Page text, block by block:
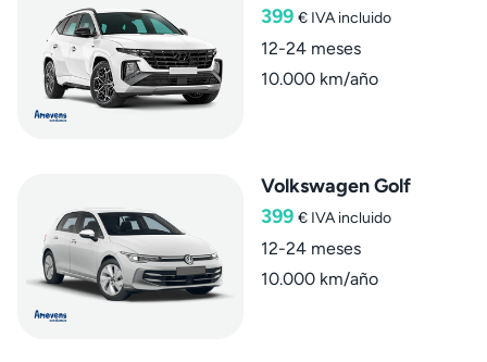
399 € IVA incluido
12-24 meses
10.000 km/año
Volkswagen Golf
399 € IVA incluido
12-24 meses
10.000 km/año